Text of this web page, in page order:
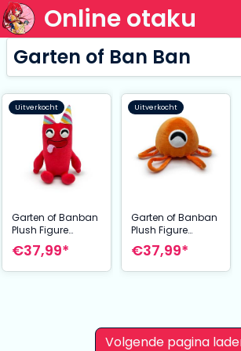
Online otaku
Garten of Ban Ban
Uitverkocht
Garten of Banban
Plush Figure
Banban 22 cm
€37,99*
Uitverkocht
Garten of Banban
Plush Figure
Stinger Flynn 22
cm
€37,99*
Volgende pagina